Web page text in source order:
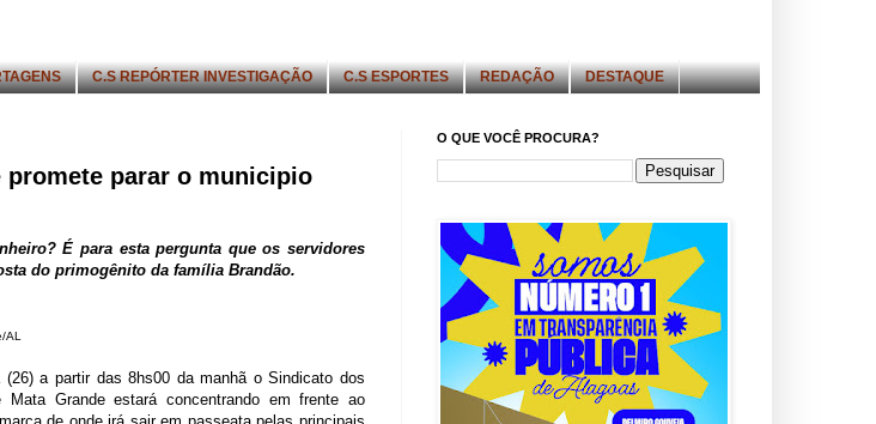
C.S REPÓRTER INVESTIGAÇÃO C.S ESPORTES REDAÇÃO DESTAQUE
promete parar o municipio
É para esta pergunta que os servidores
do primogênito da família Brandão.
AL
(26) a partir das 8hs00 da manhã o Sindicato dos
Mata Grande estará concentrando em frente ao
O QUE VOCÊ PROCURA?